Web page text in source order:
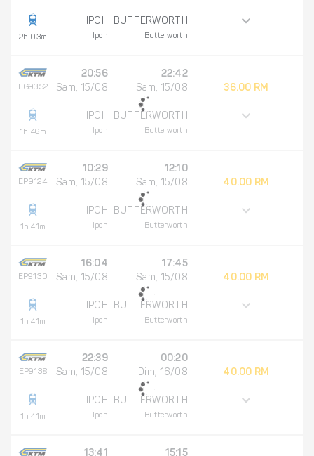
2h 03m
IPOH
Ipoh
BUTTERWORTH
Butterworth
EG9352
1h 46m
20:56
Sam, 15/08
IPOH
Ipoh
22:42
Sam, 15/08
BUTTERWORTH
Butterworth
36.00 RM
EP9124
1h 41m
10:29
Sam, 15/08
IPOH
Ipoh
12:10
Sam, 15/08
BUTTERWORTH
Butterworth
40.00 RM
EP9130
1h 41m
16:04
Sam, 15/08
IPOH
Ipoh
17:45
Sam, 15/08
BUTTERWORTH
Butterworth
40.00 RM
EP9138
1h 41m
22:39
Sam, 15/08
IPOH
Ipoh
00:20
Dim, 16/08
BUTTERWORTH
Butterworth
40.00 RM
13:41 15:15